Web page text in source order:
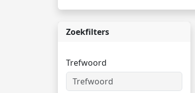
Zoekfilters
Trefwoord